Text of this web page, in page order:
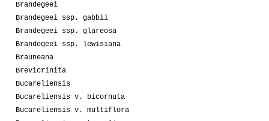
Brandegeei
Brandegeei ssp. gabbii
Brandegeei ssp. glareosa
Brandegeei ssp. lewisiana
Brauneana
Brevicrinita
Bucareliensis
Bucareliensis v. bicornuta
Bucareliensis v. multiflora